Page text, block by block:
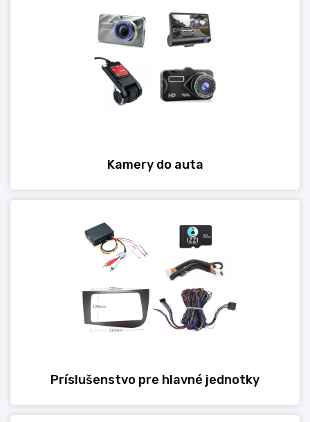
Kamery do auta
Príslušenstvo pre hlavné jednotky